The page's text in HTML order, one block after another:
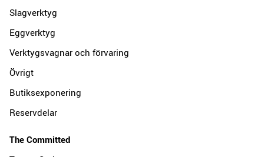
Slagverktyg
Eggverktyg
Verktygsvagnar och förvaring
Övrigt
Butiksexponering
Reservdelar
The Committed